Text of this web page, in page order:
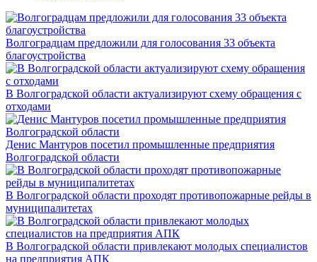
Волгоградцам предложили для голосования 33 объекта
благоустройства
В Волгоградской области актуализируют схему обращения с
отходами
Денис Мантуров посетил промышленные предприятия
Волгоградской области
В Волгоградской области проходят противопожарные рейды в
муниципалитетах
В Волгоградской области привлекают молодых специалистов
на предприятия АПК